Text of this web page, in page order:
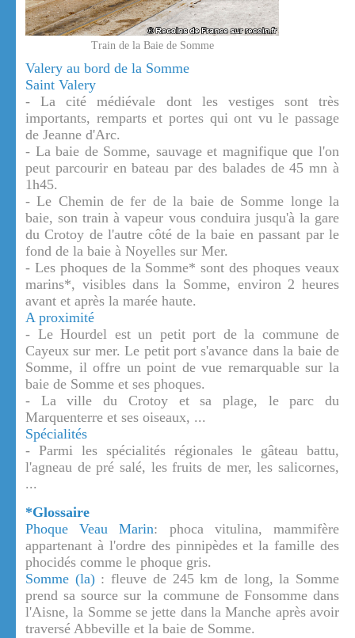
Train de la Baie de Somme
Valery au bord de la Somme
Saint Valery
- La cité médiévale dont les vestiges sont très
importants, remparts et portes qui ont vu le passage
de Jeanne d'Arc.
- La baie de Somme, sauvage et magnifique que l'on
peut parcourir en bateau par des balades de 45 mn à
1h45.
- Le Chemin de fer de la baie de Somme longe la
baie, son train à vapeur vous conduira jusqu'à la gare
du Crotoy de l'autre côté de la baie en passant par le
fond de la baie à Noyelles sur Mer.
- Les phoques de la Somme* sont des phoques veaux
marins*, visibles dans la Somme, environ 2 heures
avant et après la marée haute.
A proximité
- Le Hourdel est un petit port de la commune de
Cayeux sur mer. Le petit port s'avance dans la baie de
Somme, il offre un point de vue remarquable sur la
baie de Somme et ses phoques.
- La ville du Crotoy et sa plage, le parc du
Marquenterre et ses oiseaux, ...
Spécialités
- Parmi les spécialités régionales le gâteau battu,
l'agneau de pré salé, les fruits de mer, les salicornes,
...
*Glossaire
Phoque Veau Marin: phoca vitulina, mammifère
appartenant à l'ordre des pinnipèdes et la famille des
phocidés comme le phoque gris.
Somme (la): fleuve de 245 km de long, la Somme
prend sa source sur la commune de Fonsomme dans
l'Aisne, la Somme se jette dans la Manche après avoir
traversé Abbeville et la baie de Somme.